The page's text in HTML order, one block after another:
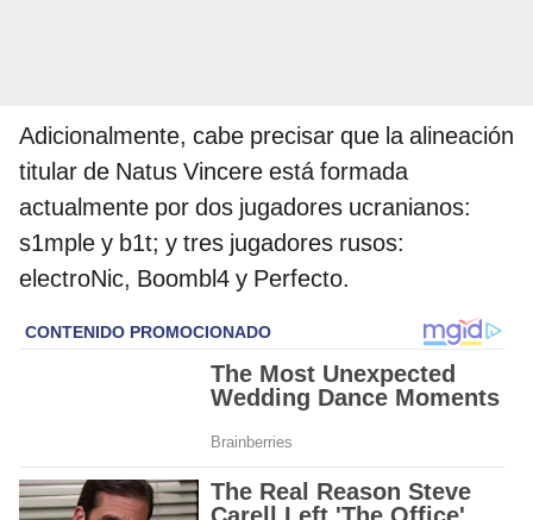
Adicionalmente, cabe precisar que la alineación
titular de Natus Vincere está formada
actualmente por dos jugadores ucranianos:
s1mple y b1t; y tres jugadores rusos:
electroNic, Boombl4 y Perfecto.